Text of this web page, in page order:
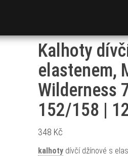
Kalhoty
elastenem,
Wilderness
152/158 |
348 Kč
kalhotydívčí džínové s